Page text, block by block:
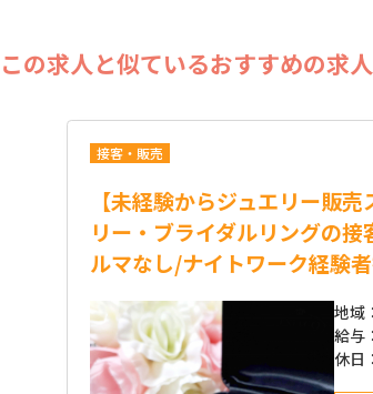
この求人と似ているおすすめの求人
接客・販売
【未経験からジュエリー販
リー・ブライダルリングの
ルマなし/ナイトワーク経験
地域：
給与：
休日：